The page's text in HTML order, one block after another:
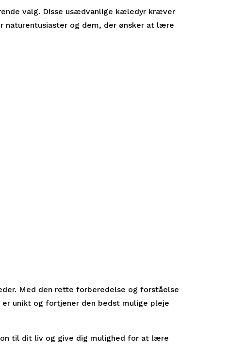
valg. Disse usædvanlige kæledyr kræver
naturentusiaster og dem, der ønsker at lære
Med den rette forberedelse og forståelse
unikt og fortjener den bedst mulige pleje
til dit liv og give dig mulighed for at lære